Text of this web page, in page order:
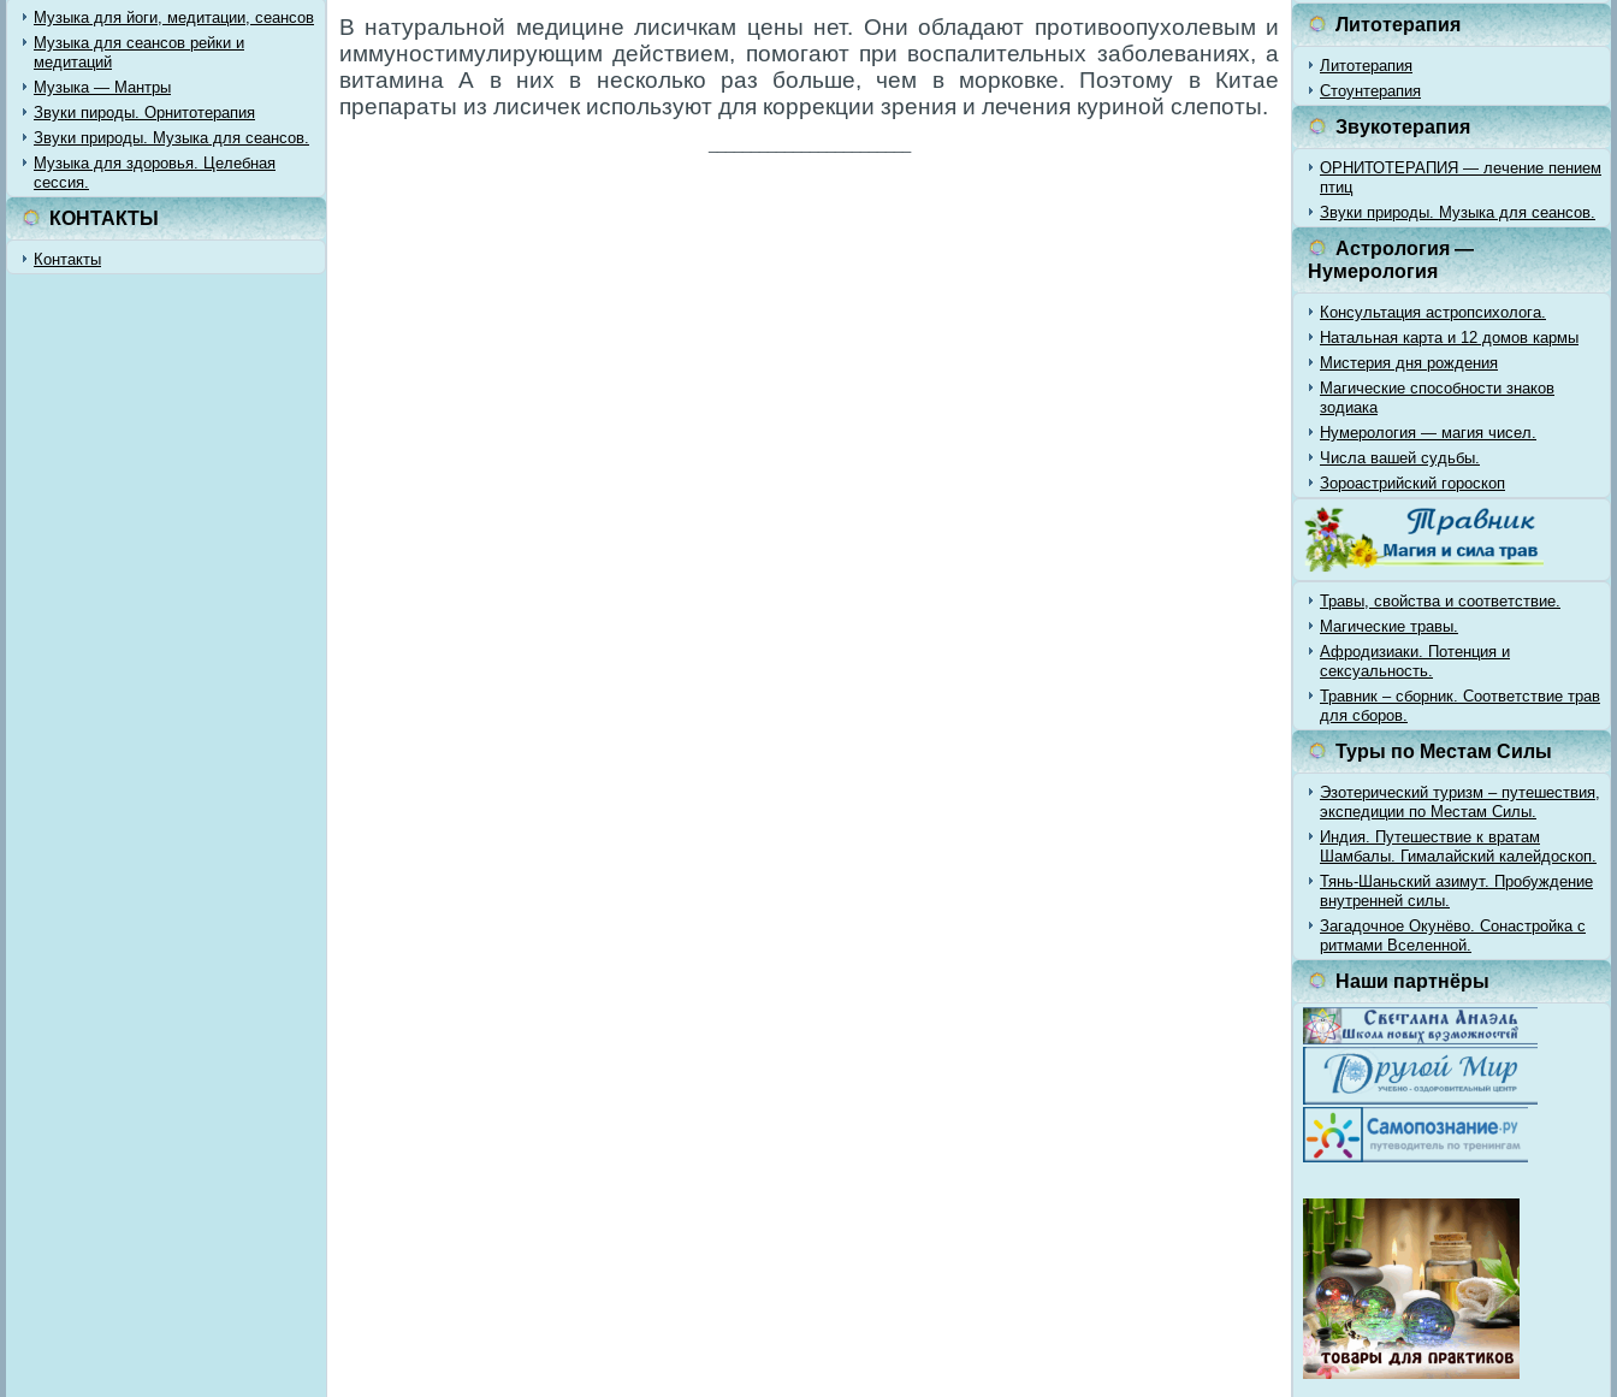
Музыка для йоги, медитации, сеансов
Музыка для сеансов рейки и
медитаций
Музыка — Мантры
Звуки пироды. Орнитотерапия
Звуки природы. Музыка для сеансов.
Музыка для здоровья. Целебная
сессия.
КОНТАКТЫ
Контакты
В натуральной медицине лисичкам цены нет. Они обладают противоопухолевым и
иммуностимулирующим действием, помогают при воспалительных заболеваниях, а
витамина А в них в несколько раз больше, чем в морковке. Поэтому в Китае
препараты из лисичек используют для коррекции зрения и лечения куриной слепоты.
Литотерапия
Литотерапия
Стоунтерапия
Звукотерапия
ОРНИТОТЕРАПИЯ — лечение пением
птиц
Звуки природы. Музыка для сеансов.
Астрология —
Нумерология
Консультация астропсихолога.
Натальная карта и 12 домов кармы
Мистерия дня рождения
Магические способности знаков
зодиака
Нумерология — магия чисел.
Числа вашей судьбы.
Зороастрийский гороскоп
Травы, свойства и соответствие.
Магические травы.
Афродизиаки. Потенция и
сексуальность.
Травник – сборник. Соответствие трав
для сборов.
Туры по Местам Силы
Эзотерический туризм – путешествия,
экспедиции по Местам Силы.
Индия. Путешествие к вратам
Шамбалы. Гималайский калейдоскоп.
Тянь-Шаньский азимут. Пробуждение
внутренней силы.
Загадочное Окунёво. Сонастройка с
ритмами Вселенной.
Наши партнёры